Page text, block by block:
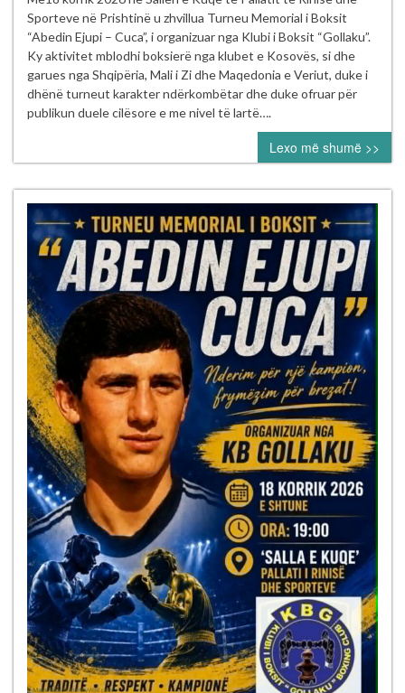
Memorial
“Abedin
Ejupi
–
Cuca”
Sporteve në Prishtinë u zhvillua Turneu Memorial i Boksit
“Abedin Ejupi – Cuca”, i organizuar nga Klubi i Boksit “Gollaku”.
Ky aktivitet mblodhi boksierë nga klubet e Kosovës, si dhe
garues nga Shqipëria, Mali i Zi dhe Maqedonia e Veriut, duke i
dhënë turneut karakter ndërkombëtar dhe duke ofruar për
publikun duele cilësore e me nivel të lartë….
Lexo më shumë >>